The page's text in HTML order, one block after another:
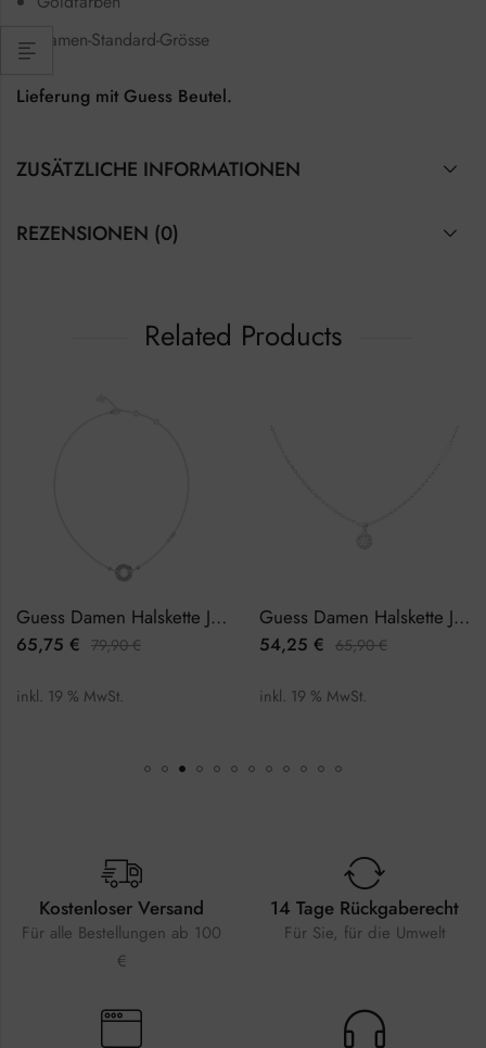
Damen-Standard-Grösse
Lieferung mit Guess Beutel.
ZUSÄTZLICHE INFORMATIONEN
REZENSIONEN (0)
Related Products
Guess Damen Halskette JUBN03110JWRHTU
65,75 € 79,90€
inkl. 19 % MwSt.
Guess Damen Halskette JUBN02245JWRHTU
54,25 € 65,90€
inkl. 19 % MwSt.
Kostenloser Versand
Für alle Bestellungen ab 100
€
14 Tage Rückgaberecht
Für Sie, für die Umwelt